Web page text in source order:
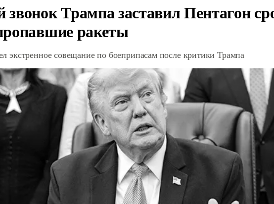
Трампа заставил Пентагон
ракеты
экстренное совещание по боеприпасам после критики Трампа